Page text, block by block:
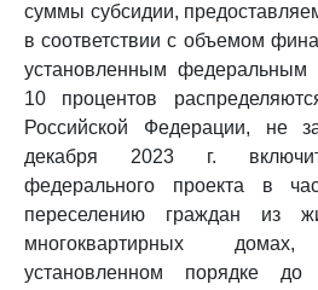
суммы субсидии,
в соответствии с объемом
установленным федеральным
10 процентов
Российской Федерации, не
декабря 2023 г.
федерального проекта в
переселению граждан из
многоквартирных
установленном порядке